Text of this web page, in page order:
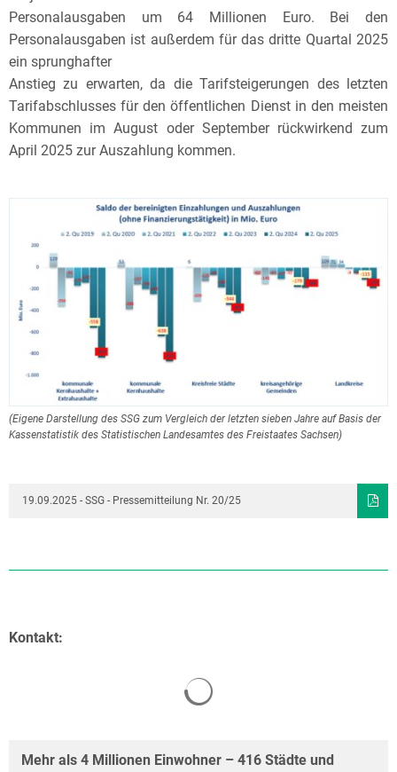
Personalausgaben um 64 Millionen Euro. Bei den
Personalausgaben ist außerdem für das dritte Quartal 2025
ein sprunghafter
Anstieg zu erwarten, da die Tarifsteigerungen des letzten
Tarifabschlusses für den öffentlichen Dienst in den meisten
Kommunen im August oder September rückwirkend zum
April 2025 zur Auszahlung kommen.
(Eigene Darstellung des SSG zum Vergleich der letzten sieben Jahre auf Basis der
Kassenstatistik des Statistischen Landesamtes des Freistaates Sachsen)
19.09.2025 - SSG - Pressemitteilung Nr. 20/25
Kontakt:
Mehr als 4 Millionen Einwohner – 416 Städte und